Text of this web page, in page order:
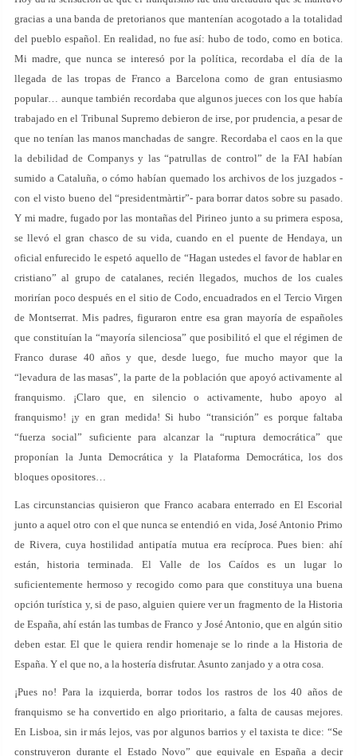
gracias a una banda de pretorianos que mantenían acogotado a la totalidad
del pueblo español. En realidad, no fue así: hubo de todo, como en botica.
Mi madre, que nunca se interesó por la política, recordaba el día de la
llegada de las tropas de Franco a Barcelona como de gran entusiasmo
popular… aunque también recordaba que algunos jueces con los que había
trabajado en el Tribunal Supremo debieron de irse, por prudencia, a pesar de
que no tenían las manos manchadas de sangre. Recordaba el caos en la que
la debilidad de Companys y las “patrullas de control” de la FAI habían
sumido a Cataluña, o cómo habían quemado los archivos de los juzgados -
con el visto bueno del “presidentmàrtir”- para borrar datos sobre su pasado.
Y mi madre, fugado por las montañas del Pirineo junto a su primera esposa,
se llevó el gran chasco de su vida, cuando en el puente de Hendaya, un
oficial enfurecido le espetó aquello de “Hagan ustedes el favor de hablar en
cristiano” al grupo de catalanes, recién llegados, muchos de los cuales
morirían poco después en el sitio de Codo, encuadrados en el Tercio Virgen
de Montserrat. Mis padres, figuraron entre esa gran mayoría de españoles
que constituían la “mayoría silenciosa” que posibilitó el que el régimen de
Franco durase 40 años y que, desde luego, fue mucho mayor que la
“levadura de las masas”, la parte de la población que apoyó activamente al
franquismo. ¡Claro que, en silencio o activamente, hubo apoyo al
franquismo! ¡y en gran medida! Si hubo “transición” es porque faltaba
“fuerza social” suficiente para alcanzar la “ruptura democrática” que
proponían la Junta Democrática y la Plataforma Democrática, los dos
bloques opositores…
Las circunstancias quisieron que Franco acabara enterrado en El Escorial
junto a aquel otro con el que nunca se entendió en vida, José Antonio Primo
de Rivera, cuya hostilidad antipatía mutua era recíproca. Pues bien: ahí
están, historia terminada. El Valle de los Caídos es un lugar lo
suficientemente hermoso y recogido como para que constituya una buena
opción turística y, si de paso, alguien quiere ver un fragmento de la Historia
de España, ahí están las tumbas de Franco y José Antonio, que en algún sitio
deben estar. El que le quiera rendir homenaje se lo rinde a la Historia de
España. Y el que no, a la hostería disfrutar. Asunto zanjado y a otra cosa.
¡Pues no! Para la izquierda, borrar todos los rastros de los 40 años de
franquismo se ha convertido en algo prioritario, a falta de causas mejores.
En Lisboa, sin ir más lejos, vas por algunos barrios y el taxista te dice: “Se
construyeron durante el Estado Novo” que equivale en España a decir